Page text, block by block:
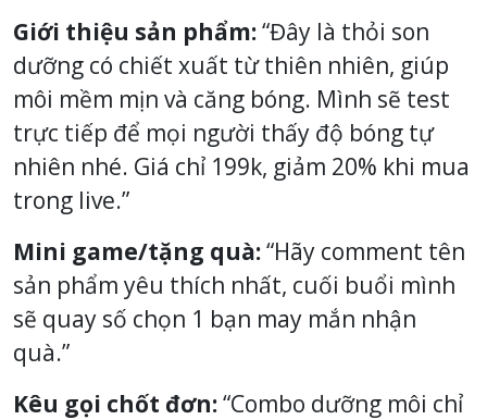
Giới thiệu sản phẩm:“Đây là thỏi son
dưỡng có chiết xuất từ thiên nhiên, giúp
môi mềm mịn và căng bóng. Mình sẽ test
trực tiếp để mọi người thấy độ bóng tự
nhiên nhé. Giá chỉ 199k, giảm 20% khi mua
trong live.”
Mini game/tặng quà:“Hãy comment tên
sản phẩm yêu thích nhất, cuối buổi mình
sẽ quay số chọn 1 bạn may mắn nhận
quà.”
Kêu gọi chốt đơn:“Combo dưỡng môi chỉ